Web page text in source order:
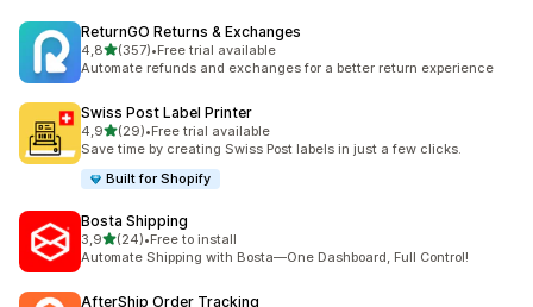
ReturnGO Returns & Exchanges
4,8z 5 hvězd
(357)
Celkový počet recenzí: 357
•Free trial available
Automate refunds and exchanges for a better return experience
Swiss Post Label Printer
4,9z 5 hvězd
(29)
Celkový počet recenzí: 29
•Free trial available
Save time by creating Swiss Post labels in just a few clicks.
Built for Shopify
Bosta Shipping
3,9z 5 hvězd
(24)
Celkový počet recenzí: 24
•Free to install
Automate Shipping with Bosta—One Dashboard, Full Control!
AfterShip Order Tracking